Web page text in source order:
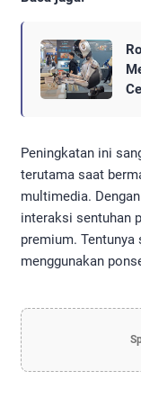
Peningkatan ini
terutama saat
multimedia.
interaksi sentuhan
premium. Tentunya
menggunakan